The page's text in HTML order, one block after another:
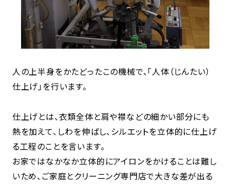
人の上半身をかたどったこの機械で、「人体（じんたい）
仕上げ」を行います。
仕上げとは、衣類全体と肩や襟などの細かい部分にも
熱を加えて、しわを伸ばし、シルエットを立体的に仕上げ
る工程のことを言います。
お家ではなかなか立体的にアイロンをかけることは難し
いため、ご家庭とクリーニング専門店で大きな差が出る